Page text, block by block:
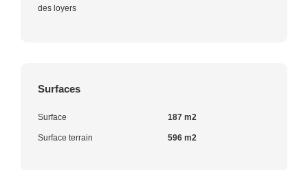
des loyers
Surfaces
Surface 187 m2
Surface terrain 596 m2